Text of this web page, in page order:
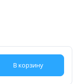
В корзину